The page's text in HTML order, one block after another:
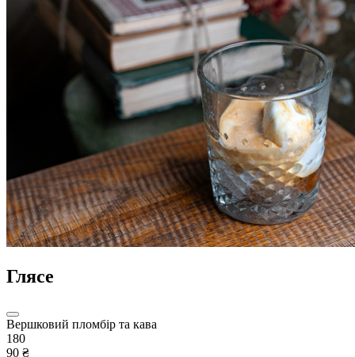
Глясе
Вершковий пломбір та кава
180
90 ₴